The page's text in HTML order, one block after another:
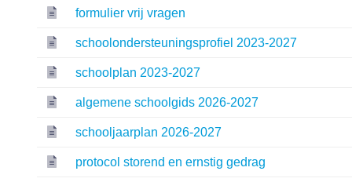
formulier vrij vragen
schoolondersteuningsprofiel 2023-2027
schoolplan 2023-2027
algemene schoolgids 2026-2027
schooljaarplan 2026-2027
protocol storend en ernstig gedrag